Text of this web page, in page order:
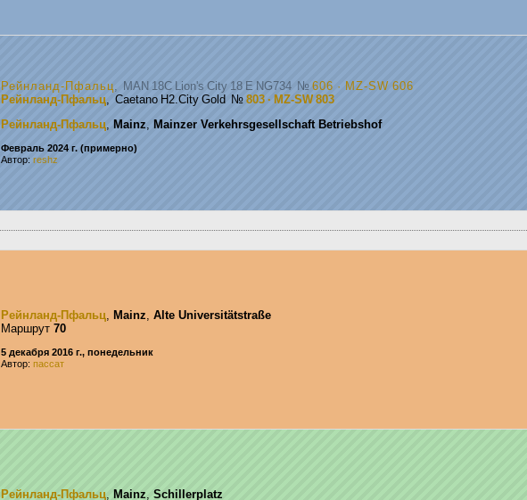
Рейнланд-Пфальц, MAN 18C Lion's City 18 E NG734 № 606 · MZ-SW 606
Рейнланд-Пфальц, Caetano H2.City Gold № 803 · MZ-SW 803
Рейнланд-Пфальц, Mainz, Mainzer Verkehrsgesellschaft Betriebshof
Февраль 2024 г. (примерно)
Автор: reshz
Рейнланд-Пфальц, Mainz, Alte Universitätstraße
Маршрут 70
5 декабря 2016 г., понедельник
Автор: пассат
Рейнланд-Пфальц, Mainz, Schillerplatz